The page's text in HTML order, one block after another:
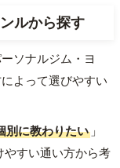
ルから探す
ソナルジム・ヨ
よって選びやすい
別に教わりたい 」
やすい通い方から考